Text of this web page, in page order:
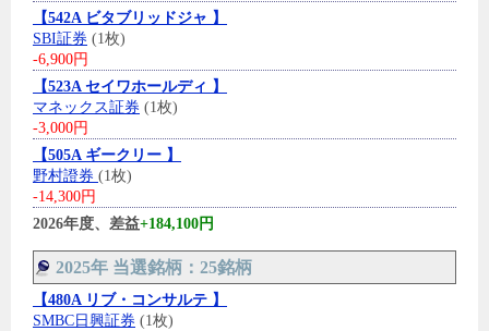
【542A ビタブリッドジャ 】
SBI証券 (1枚)
-6,900円
【523A セイワホールディ 】
マネックス証券 (1枚)
-3,000円
【505A ギークリー 】
野村證券 (1枚)
-14,300円
2026年度、差益+184,100円
2025年 当選銘柄：25銘柄
【480A リブ・コンサルテ 】
SMBC日興証券 (1枚)